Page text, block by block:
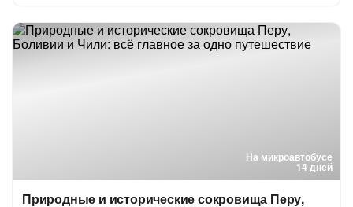
На микроавтобусе
14 дней
Природные и исторические сокровища Перу,